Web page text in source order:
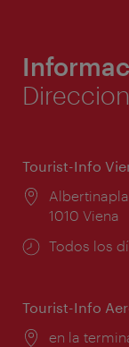
Tourist-Info
Lugar:
1010 Viena
Horarios
Todos los
Tourist-Info
Lugar:
en la